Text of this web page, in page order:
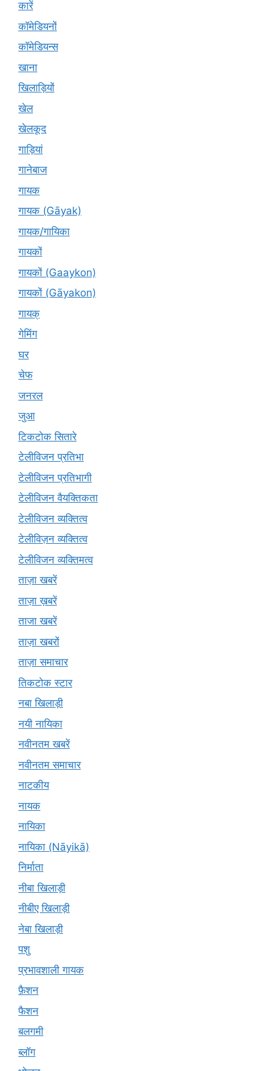
कारें
कॉमेडियनों
कॉमेडियन्स
खाना
खिलाड़ियों
खेल
खेलकूद
गाड़ियां
गानेबाज
गायक
गायक (Gāyak)
गायक/गायिका
गायकों
गायकों (Gaaykon)
गायकों (Gāyakon)
गायक्
गेमिंग
घर
चेफ
जनरल
जुआ
टिकटोक सितारे
टेलीविजन प्रतिभा
टेलीविजन प्रतिभागी
टेलीविजन वैयक्तिकता
टेलीविजन व्यक्तित्व
टेलीविज़न व्यक्तित्व
टेलीविजन व्यक्तिमत्व
ताज़ा खबरें
ताज़ा ख़बरें
ताजा खबरें
ताज़ा खबरों
ताज़ा समाचार
तिकटोक स्टार
नबा खिलाड़ी
नयी नायिका
नवीनतम खबरें
नवीनतम समाचार
नाटकीय
नायक
नायिका
नायिका (Nāyikā)
निर्माता
नीबा खिलाड़ी
नीबीए खिलाड़ी
नेबा खिलाड़ी
पशु
प्रभावशाली गायक
फ़ैशन
फैशन
बलगमी
ब्लॉग